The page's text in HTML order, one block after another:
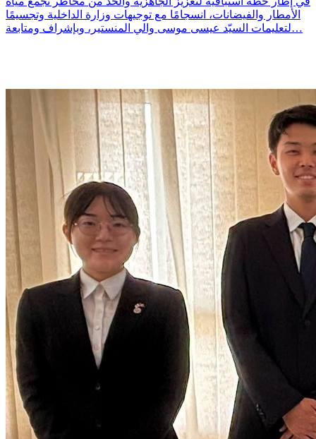
الأمطار والفيضانات، انسجامًا مع توجيهات وزارة الداخلية وتجسيمًا
لتعليمات السيّد عيسى موسى والي المنستير، وبإشراف ومتابعة…